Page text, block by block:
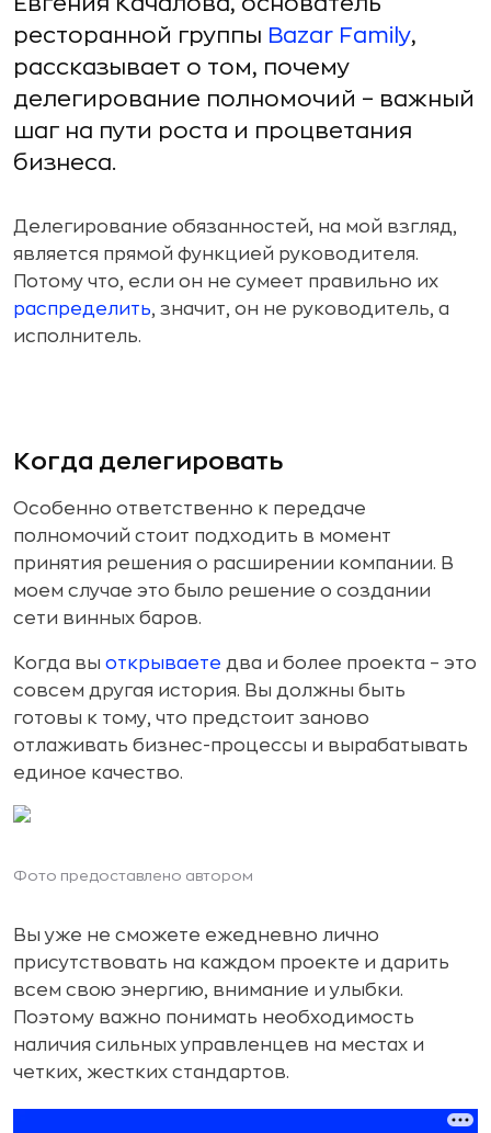
ресторанной группы Bazar Family,
рассказывает о том, почему
делегирование полномочий – важный
шаг на пути роста и процветания
бизнеса.
Делегирование обязанностей, на мой взгляд,
является прямой функцией руководителя.
Потому что, если он не сумеет правильно их
распределить, значит, он не руководитель, а
исполнитель.
Когда делегировать
Особенно ответственно к передаче
полномочий стоит подходить в момент
принятия решения о расширении компании. В
моем случае это было решение о создании
сети винных баров.
Когда вы открываете два и более проекта – это
совсем другая история. Вы должны быть
готовы к тому, что предстоит заново
отлаживать бизнес-процессы и вырабатывать
единое качество.
Фото предоставлено автором
Вы уже не сможете ежедневно лично
присутствовать на каждом проекте и дарить
всем свою энергию, внимание и улыбки.
Поэтому важно понимать необходимость
наличия сильных управленцев на местах и
четких, жестких стандартов.